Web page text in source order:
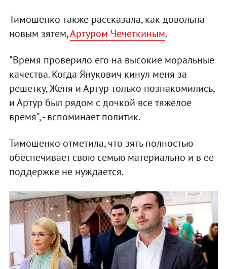
Тимошенко также рассказала, как довольна
новым зятем,Артуром Чечеткиным.
"Время проверило его на высокие моральные
качества. Когда Янукович кинул меня за
решетку, Женя и Артур только познакомились,
и Артур был рядом с дочкой все тяжелое
время", - вспоминает политик.
Тимошенко отметила, что зять полностью
обеспечивает свою семью материально и в ее
поддержке не нуждается.